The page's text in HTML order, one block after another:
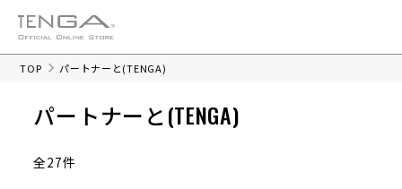
TOP パートナーと(TENGA)
パートナーと(TENGA)
全27件